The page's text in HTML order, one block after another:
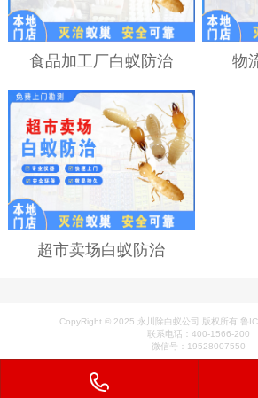
食品加工厂白蚁防治 物
超市卖场白蚁防治
CopyRight © 2025 永川除白蚁公司 版权所有 鲁
联系电话：400-1566-200
微信号：19528007550